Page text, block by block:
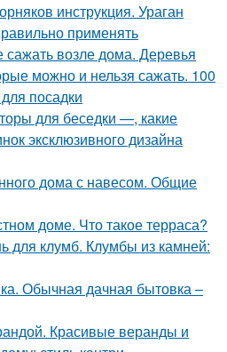
инструкция. Ураган
применять
сажать возле дома. Деревья
можно и нельзя сажать. 100
посадки
для беседки —, какие
эксклюзивного дизайна
дома с навесом. Общие
доме. Что такое терраса?
для клумб. Клумбы из камней:
Обычная дачная бытовка –
Красивые веранды и